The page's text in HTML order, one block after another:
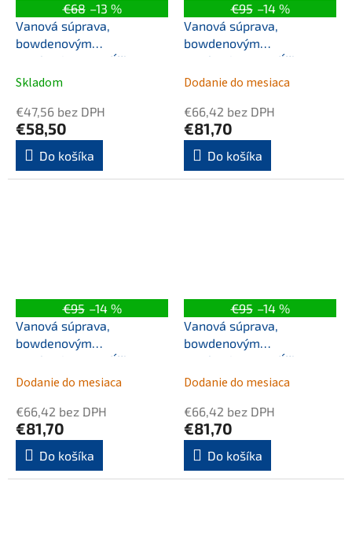
€68 –13 %
Vanová súprava,
bowdenovým
mechanizmom, dĺžka
800mm, zátka 72mm,
Skladom
€47,56 bez DPH
€58,50
Do košíka
€95 –14 %
Vanová súprava,
bowdenovým
mechanizmom, dĺžka
800mm, zátka 72mm,
Dodanie do mesiaca
€66,42 bez DPH
€81,70
Do košíka
€95 –14 %
Vanová súprava,
bowdenovým
mechanizmom, dĺžka
800mm, zátka 72mm,
Dodanie do mesiaca
€66,42 bez DPH
€81,70
Do košíka
€95 –14 %
Vanová súprava,
bowdenovým
mechanizmom, dĺžka
800mm, zátka 72mm,
Dodanie do mesiaca
€66,42 bez DPH
€81,70
Do košíka